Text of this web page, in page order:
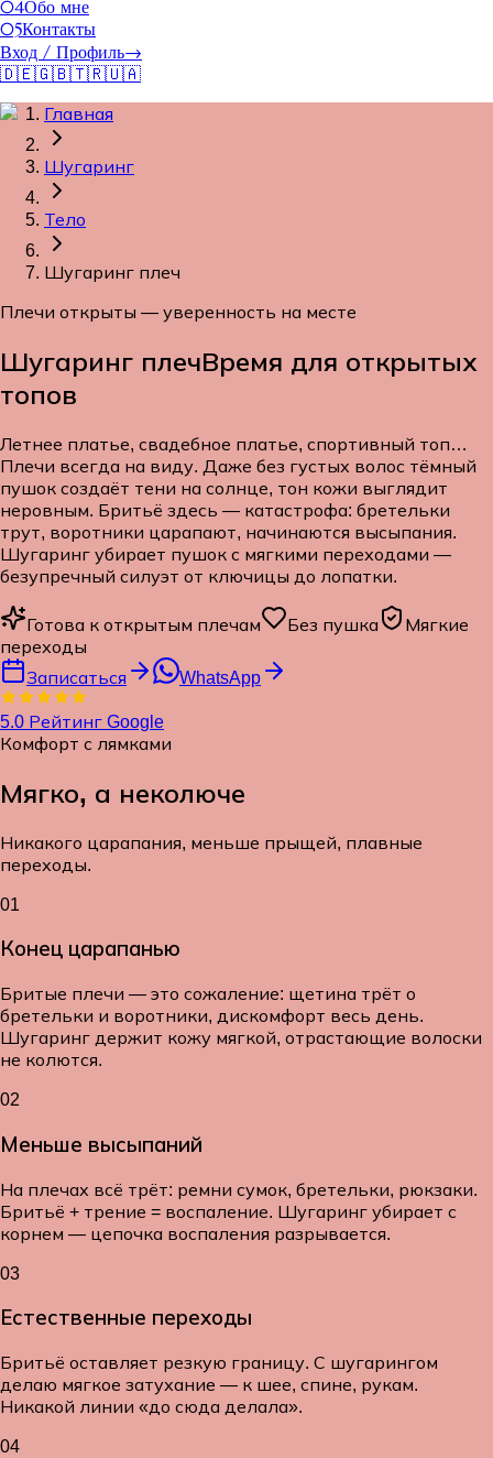
04Обо мне
05Контакты
Вход / Профиль→
🇩🇪🇬🇧🇹🇷🇺🇦
Главная
Шугаринг
Тело
Шугаринг плеч
Плечи открыты — уверенность на месте
Шугаринг плечВремя для открытых
топов
Летнее платье, свадебное платье, спортивный топ…
Плечи всегда на виду. Даже без густых волос тёмный
пушок создаёт тени на солнце, тон кожи выглядит
неровным. Бритьё здесь — катастрофа: бретельки
трут, воротники царапают, начинаются высыпания.
Шугаринг убирает пушок с мягкими переходами —
безупречный силуэт от ключицы до лопатки.
Готова к открытым плечам Без пушка
Мягкие
переходы
Записаться
WhatsApp
5.0 Рейтинг Google
Комфорт с лямками
Мягко, а неколюче
Никакого царапания, меньше прыщей, плавные
переходы.
01
Конец царапанью
Бритые плечи — это сожаление: щетина трёт о
бретельки и воротники, дискомфорт весь день.
Шугаринг держит кожу мягкой, отрастающие волоски
не колются.
02
Меньше высыпаний
На плечах всё трёт: ремни сумок, бретельки, рюкзаки.
Бритьё + трение = воспаление. Шугаринг убирает с
корнем — цепочка воспаления разрывается.
03
Естественные переходы
Бритьё оставляет резкую границу. С шугарингом
делаю мягкое затухание — к шее, спине, рукам.
Никакой линии «до сюда делала».
04